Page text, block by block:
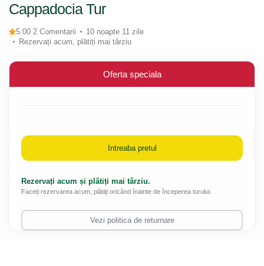
Cappadocia Tur
5.00 2 Comentarii
10 noapte 11 zile
Rezervați acum, plătiți mai târziu
Oferta speciala
Intreaba pretul
Rezervați acum și plătiți mai târziu.
Faceți rezervarea acum, plătiți oricând înainte de începerea turului.
Vezi politica de returnare